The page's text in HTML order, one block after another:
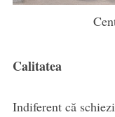
Calitatea
Indiferent că